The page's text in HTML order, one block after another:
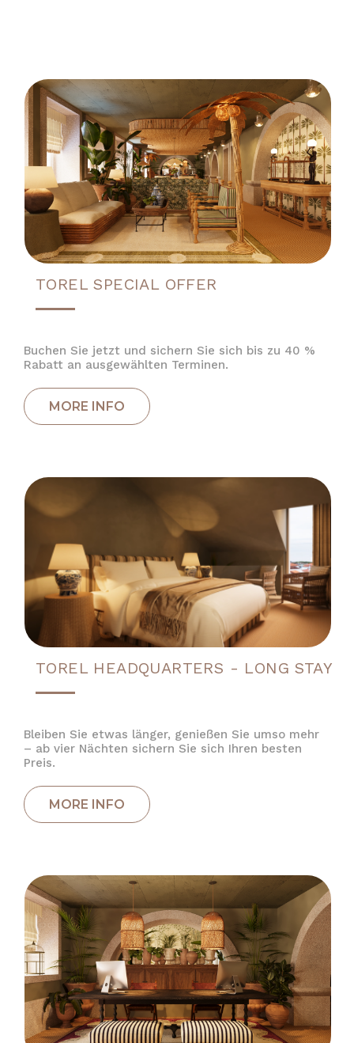
TOREL SPECIAL OFFER
Buchen Sie jetzt und sichern Sie sich bis zu 40 %
Rabatt an ausgewählten Terminen.
TOREL HEADQUARTERS - LONG STAY
Bleiben Sie etwas länger, genießen Sie umso mehr
– ab vier Nächten sichern Sie sich Ihren besten
Preis.